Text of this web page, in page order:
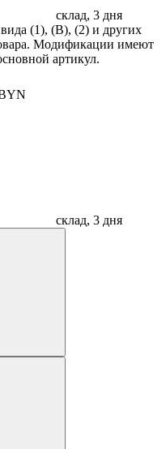
склад, 3 дня
(1), (B), (2) и других
Модификации имеют
артикул.
склад, 3 дня